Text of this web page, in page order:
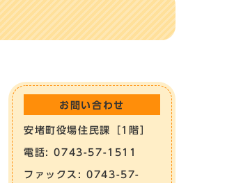
お問い合わせ
安堵町役場住民課［1階］
電話: 0743-57-1511
ファックス: 0743-57-